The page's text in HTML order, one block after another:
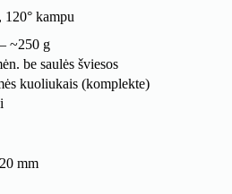
120° kampu
~250 g
be saulės šviesos
kuoliukais (komplekte)
mm